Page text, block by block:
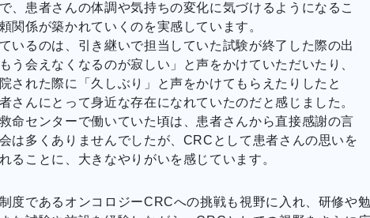
、患者さんの体調や気持ちの変化に気づけるようになるこ
関係が築かれていくのを実感しています。
いるのは、引き継いで担当していた試験が終了した際の出
う会えなくなるのが寂しい」と声をかけていただいたり、
された際に「久しぶり」と声をかけてもらえたりしたと
さんにとって身近な存在になれていたのだと感じました。
命センターで働いていた頃は、患者さんから直接感謝の言
は多くありませんでしたが、CRCとして患者さんの思いを
ることに、大きなやりがいを感じています。
度であるオンコロジーCRCへの挑戦も視野に入れ、研修や